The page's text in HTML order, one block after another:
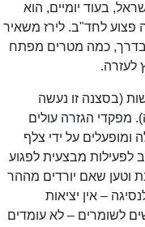
בעוד יומיים, הוא
פצוע לחד"ב. לירז משאיר
בדרך, כמה מטרים מפתח
לעזרה.
(בסצנה זו נעשה
מפקדי הגזרה עולים
ומופעלים על ידי צלף
לפעילות מבצעית לפגוע
וטען שאם יורדים מההר
– אין יציאות
לשומרים – לא עומדים